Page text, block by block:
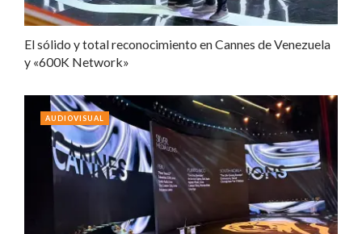
El sólido y total reconocimiento en Cannes de Venezuela
y «600K Network»
AUDIOVISUAL